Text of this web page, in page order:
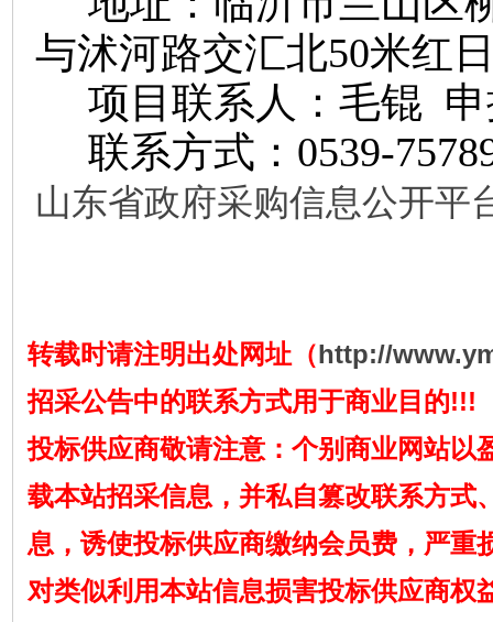
与沭河路交汇北50米红
项目联系人：毛锟
联系方式： 0539-
山东省政府采购信息公开平
转载时请注明出处网址（http://
招采公告中的联系方式用于商业目的!!!
投标供应商敬请注意：个别商业网站以
载本站招采信息，并私自篡改联系方式
息，诱使投标供应商缴纳会员费，严重
对类似利用本站信息损害投标供应商权